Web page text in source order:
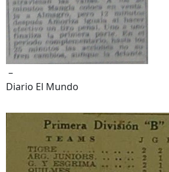
–
Diario El Mundo